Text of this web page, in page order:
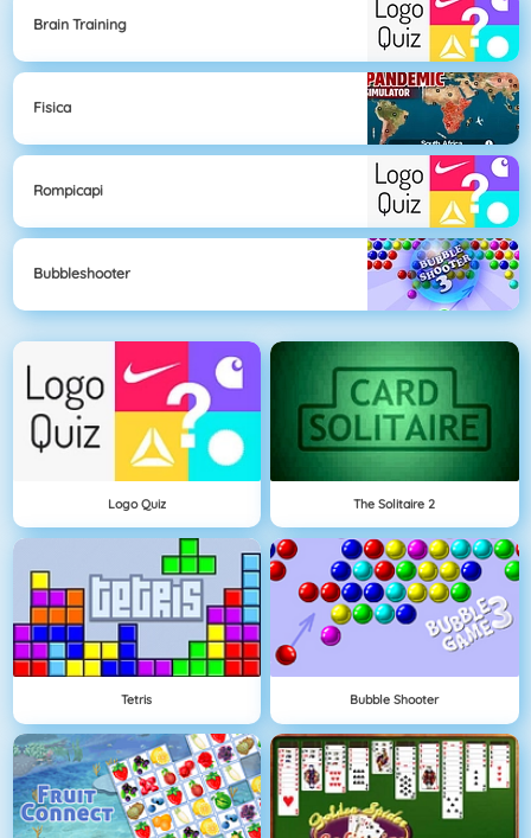
Brain Training
Fisica
Rompicapi
Bubbleshooter
Logo Quiz The Solitaire 2
Tetris Bubble Shooter